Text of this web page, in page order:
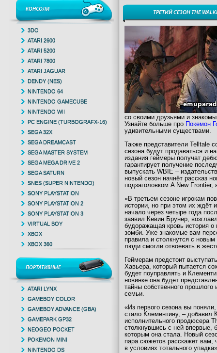
ТРЕТИЙ СЕЗОН THE
со своими друзьями и
Узнайте больше про
Покемон
удивительными существами.
Также представители Telltale
сезона будут продаваться и
издания геймеры получат
гарантирует получение
выпускать WBIE –
новый сезон начнёт рассказ
подзаголовком A New
«В третьем сезоне игрокам
истории, но при этом их ждёт
начало через четыре года
заявил Кевин Брунер,
будоражащая кровь история
зомби. Уже знакомые вам
правила и столкнутся с
люди смогли отвоевать в
Геймерам предстоит
Хавьера, который пытается
будет поуправлять и
новинке она будет
тайны собственного
семьи.
«Из первого сезона вы
стало Клементину, – добавил
исполнительного продюсера
столкнувшись с ней впервые,
которым она стала. Новый
пара сюжетов расскажет вам,
в условиях тотального
КОНСОЛИ
3DO
ATARI 2600
ATARI 5200
ATARI 7800
ATARI JAGUAR
DENDY (NES)
NINTENDO 64
NINTENDO GAMECUBE
NINTENDO WII
PC ENGINE (TURBOGRAFX-16)
SEGA 32X
SEGA DREAMCAST
SEGA MASTER SYSTEM
SEGA MEGA DRIVE 2
SEGA SATURN
SNES (SUPER NINTENDO)
SONY PLAYSTATION
SONY PLAYSTATION 2
SONY PLAYSTATION 3
VIRTUAL BOY
XBOX
XBOX 360
ПОРТАТИВНЫЕ
ATARI LYNX
GAMEBOY COLOR
GAMEBOY ADVANCE (GBA)
GAMEPARK GP32
NEOGEO POCKET
POKEMON MINI
NINTENDO DS